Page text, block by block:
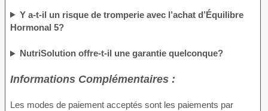
Y a-t-il un risque de tromperie avec l’achat d’Équilibre
Hormonal 5?
NutriSolution offre-t-il une garantie quelconque?
Informations Complémentaires :
Les modes de paiement acceptés sont les paiements par